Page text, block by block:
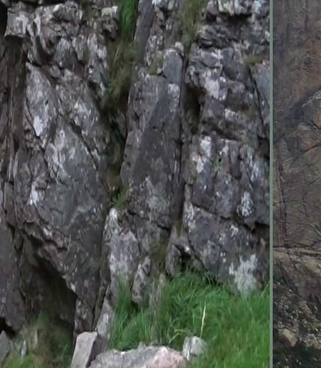
2024, la 6ème édition a
:
dans la vallée avec
dernière, la 5ème
avec départ
dans la vallée avec ce
renouvelés chaque
e Rocca di u Cavu
sur les deux boucles de
restaurés pour l'occasion